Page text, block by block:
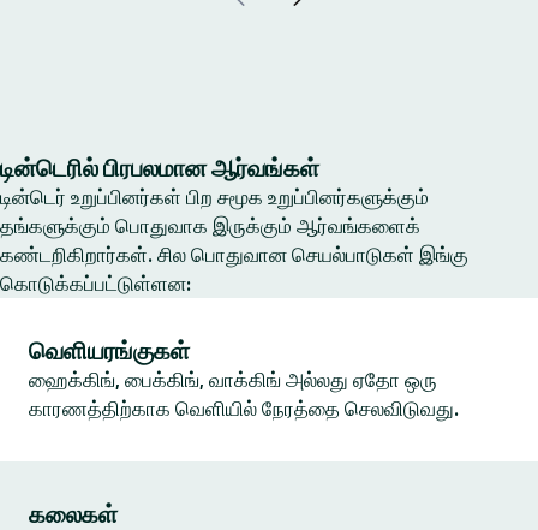
டின்டெரில் பிரபலமான ஆர்வங்கள்
டின்டெர் உறுப்பினர்கள் பிற சமூக உறுப்பினர்களுக்கும்
தங்களுக்கும் பொதுவாக இருக்கும் ஆர்வங்களைக்
கண்டறிகிறார்கள். சில பொதுவான செயல்பாடுகள் இங்கு
கொடுக்கப்பட்டுள்ளன:
வெளியரங்குகள்
ஹைக்கிங், பைக்கிங், வாக்கிங் அல்லது ஏதோ ஒரு
காரணத்திற்காக வெளியில் நேரத்தை செலவிடுவது.
கலைகள்